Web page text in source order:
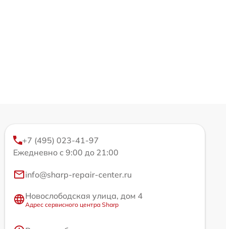
+7 (495) 023-41-97
Ежедневно с 9:00 до 21:00
info@sharp-repair-center.ru
Новослободская улица, дом 4
Адрес сервисного центра Sharp